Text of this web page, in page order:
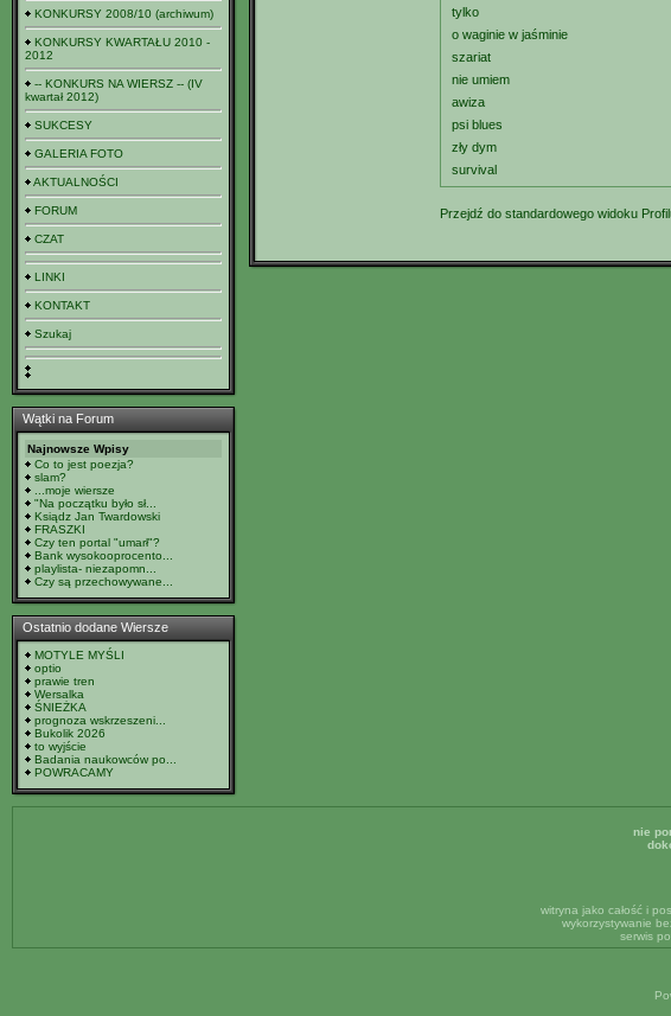
KONKURSY 2008/10 (archiwum)
KONKURSY KWARTAŁU 2010 -
2012
-- KONKURS NA WIERSZ -- (IV
kwartał 2012)
SUKCESY
GALERIA FOTO
AKTUALNOŚCI
FORUM
CZAT
LINKI
KONTAKT
Szukaj
Wątki na Forum
Najnowsze Wpisy
Co to jest poezja?
slam?
...moje wiersze
"Na początku było sł...
Ksiądz Jan Twardowski
FRASZKI
Czy ten portal "umarł"?
Bank wysokooprocento...
playlista- niezapomn...
Czy są przechowywane...
Ostatnio dodane Wiersze
MOTYLE MYŚLI
optio
prawie tren
Wersalka
ŚNIEŻKA
prognoza wskrzeszeni...
Bukolik 2026
to wyjście
Badania naukowców po...
POWRACAMY
tylko
o waginie w jaśminie
szariat
nie umiem
awiza
psi blues
zły dym
survival
Przejdź do standardowego widoku
nie
witryna jako całość i
wykorzystywanie
serwis